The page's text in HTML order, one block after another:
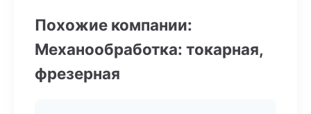
Похожие компании:
Механообработка: токарная,
фрезерная